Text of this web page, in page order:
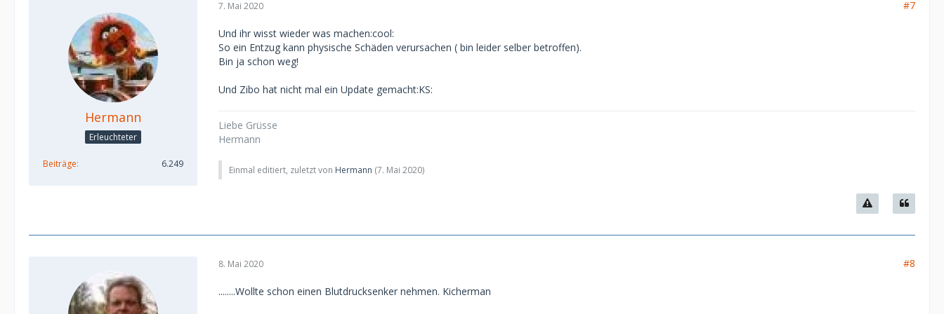
Hermann
Erleuchteter
Beiträge 6.249
7. Mai 2020 #7
Und ihr wisst wieder was machen:cool:
So ein Entzug kann physische Schäden verursachen ( bin leider selber betroffen).
Bin ja schon weg!
Und Zibo hat nicht mal ein Update gemacht:KS:
Liebe Grüsse
Hermann
Einmal editiert, zuletzt von Hermann (7. Mai 2020)
8. Mai 2020 #8
........Wollte schon einen Blutdrucksenker nehmen. Kicherman